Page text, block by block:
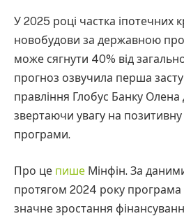
У 2025 році частка іпотечних
новобудови за державною
може сягнути 40% від
прогноз озвучила перша
правління Глобус Банку Олена
звертаючи увагу на
програми.
Про це пише Мінфін. За
протягом 2024 року
значне зростання